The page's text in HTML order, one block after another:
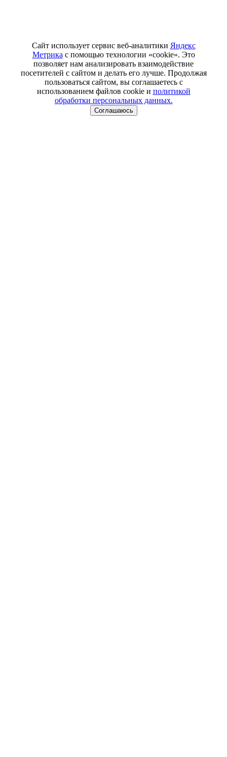
Сайт использует сервис веб-аналитики Яндекс
Метрика с помощью технологии «cookie». Это
позволяет нам анализировать взаимодействие
посетителей с сайтом и делать его лучше. Продолжая
пользоваться сайтом, вы соглашаетесь с
использованием файлов cookie и политикой
обработки персональных данных.
Соглашаюсь